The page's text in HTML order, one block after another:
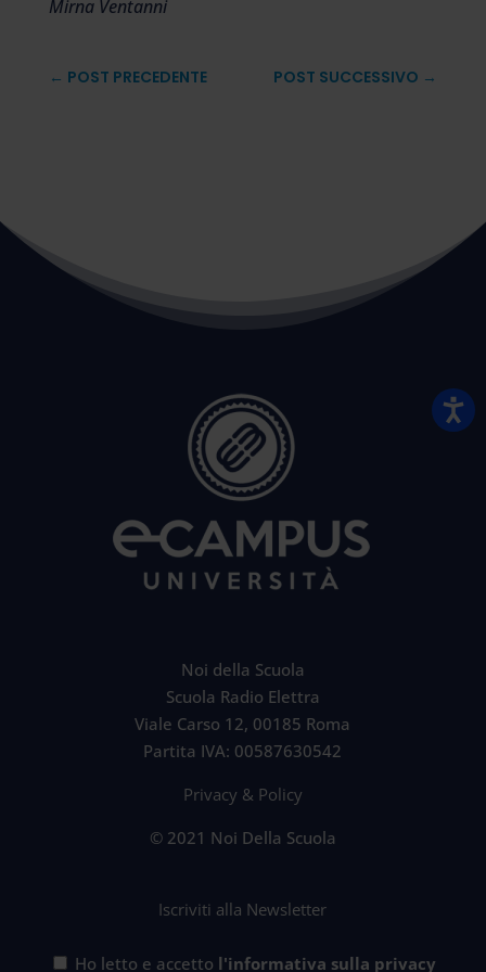
Mirna Ventanni
← POST PRECEDENTE POST SUCCESSIVO →
Noi della Scuola
Scuola Radio Elettra
Viale Carso 12, 00185 Roma
Partita IVA: 00587630542
Privacy & Policy
© 2021 Noi Della Scuola
Iscriviti alla Newsletter
Ho letto e accetto l'informativa sulla privacy